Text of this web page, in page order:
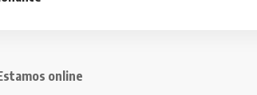
online